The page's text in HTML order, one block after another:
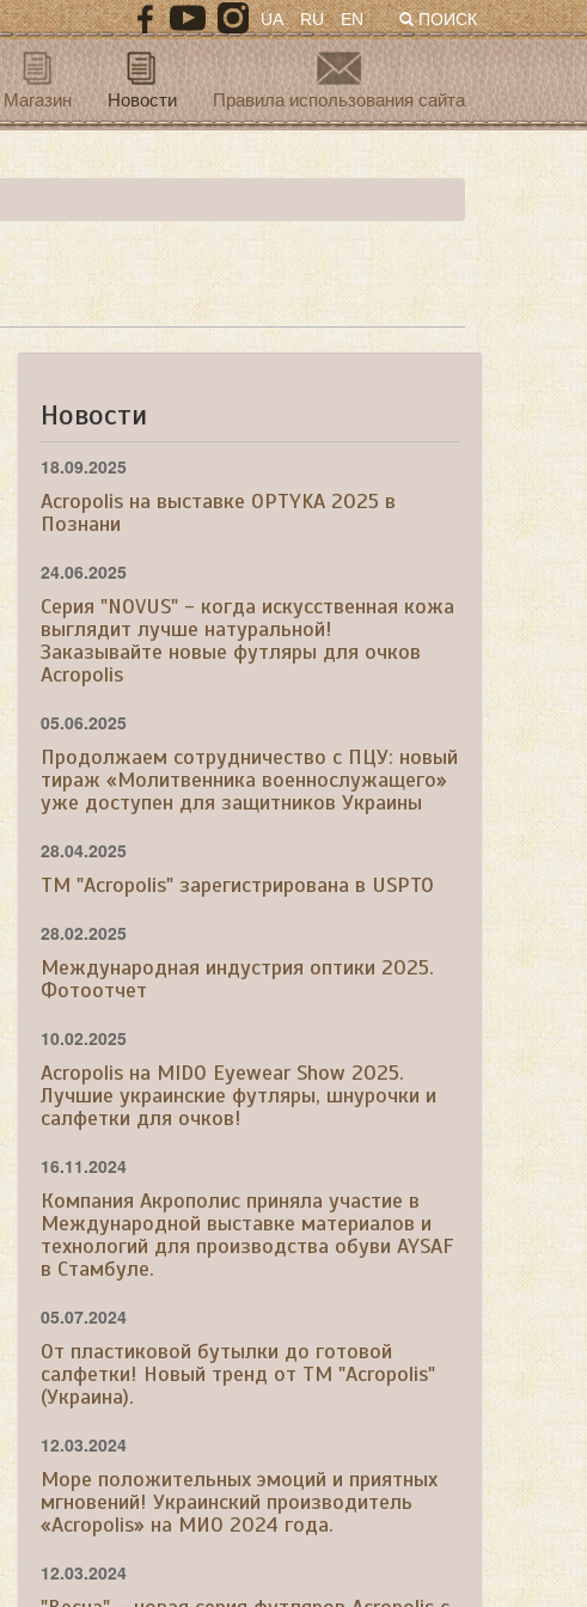
ПОИСК
UA RU EN
Магазин Новости Правила использования сайта
Новости
18.09.2025
Acropolis на выставке OPTYKA 2025 в
Познани
24.06.2025
Серия "NOVUS" - когда искусственная кожа
выглядит лучше натуральной!
Заказывайте новые футляры для очков
Acropolis
05.06.2025
Продолжаем сотрудничество с ПЦУ: новый
тираж «Молитвенника военнослужащего»
уже доступен для защитников Украины
28.04.2025
ТМ "Acropolis" зарегистрирована в USPTO
28.02.2025
Международная индустрия оптики 2025.
Фотоотчет
10.02.2025
Acropolis на MIDO Eyewear Show 2025.
Лучшие украинские футляры, шнурочки и
салфетки для очков!
16.11.2024
Компания Акрополис приняла участие в
Международной выставке материалов и
технологий для производства обуви AYSAF
в Стамбуле.
05.07.2024
От пластиковой бутылки до готовой
салфетки! Новый тренд от ТМ "Acropolis"
(Украина).
12.03.2024
Море положительных эмоций и приятных
мгновений! Украинский производитель
«Acropolis» на МИО 2024 года.
12.03.2024